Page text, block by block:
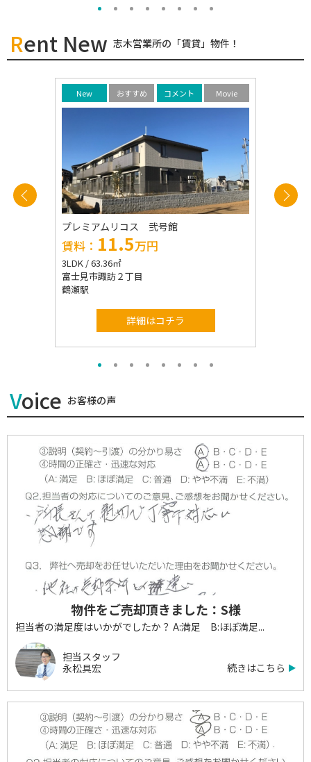
Rent New 志木営業所の「賃貸」物件！
New おすすめ コメント Movie
プレミアムリコス 弐号館
賃料： 11.5万円
3LDK / 63.36㎡
富士見市諏訪２丁目
鶴瀬駅
詳細はコチラ
Voice お客様の声
物件をご売却頂きました：S様
担当者の満足度はいかがでしたか？ A:満足 B:ほぼ満足...
担当スタッフ
永松具宏
続きはこちら